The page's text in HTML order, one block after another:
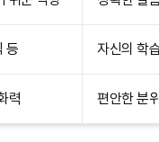
등 자신의 학
력 편안한 분